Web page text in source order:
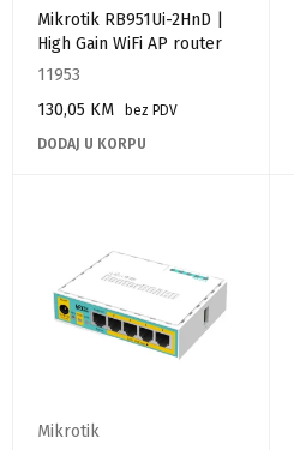
Mikrotik RB951Ui-2HnD |
High Gain WiFi AP router
11953
130,05 KM
bez PDV
DODAJ U KORPU
Mikrotik